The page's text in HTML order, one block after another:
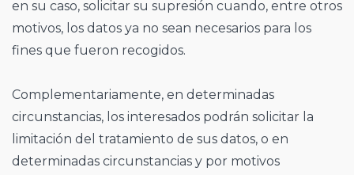
en su caso, solicitar su supresión cuando, entre otros
motivos, los datos ya no sean necesarios para los
fines que fueron recogidos.
Complementariamente, en determinadas
circunstancias, los interesados podrán solicitar la
limitación del tratamiento de sus datos, o en
determinadas circunstancias y por motivos